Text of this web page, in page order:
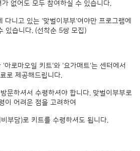
없어도 모두 참여하실 수 있습니다.
다니고 있는 '맞벌이부부'여야만 프로그램에
있습니다. (선착순 5쌍 모집)
아로마오일 키트'와 '요가매트'는 센터에서
로 제공해드립니다.
문하셔서 수령하셔야 합니다. 맞벌이부부로
이 어려운 점을 고려하여
부담)로 키트를 수령하셔도 됩니다.